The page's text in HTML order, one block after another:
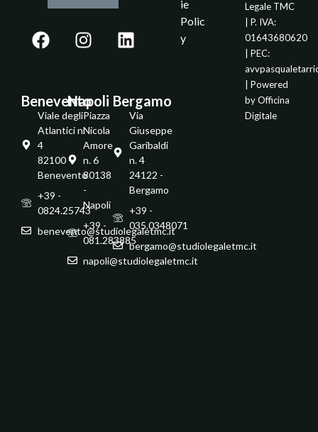
Benevento
Viale degli
Atlantici n.
4
82100 -
Benevento
+39 -
0824.25743
benevento@studiolegaletmc.it
Napoli
Piazza
Nicola
Amore
n. 6
80138
-
Napoli
+39 -
081.283885
napoli@studiolegaletmc.it
Bergamo
Via
Giuseppe
Garibaldi
n. 4
24122 -
Bergamo
+39 -
035.0348071
bergamo@studiolegaletmc.it
ie
Polic
y
Legale TMC
| P. IVA:
01643680620
| PEC:
| Powered
byOfficina
Digitale